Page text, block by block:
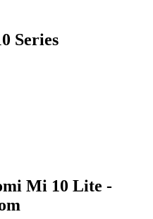
Series
Mi 10 Lite -